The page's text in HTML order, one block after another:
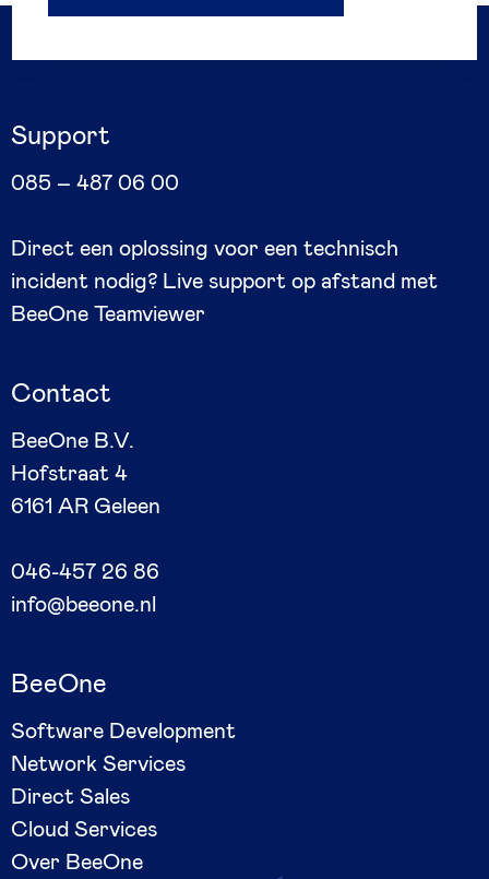
Support
085 – 487 06 00
Direct een oplossing voor een technisch
incident nodig? Live support op afstand met
BeeOne Teamviewer
Contact
BeeOne B.V.
Hofstraat 4
6161 AR Geleen
046-457 26 86
info@beeone.nl
BeeOne
Software Development
Network Services
Direct Sales
Cloud Services
Over BeeOne